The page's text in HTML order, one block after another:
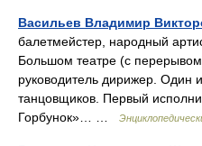
Васильев Владимир
балетмейстер, народный
Большом театре (с
руководитель дирижер. Один
танцовщиков. Первый
Горбунок»… …